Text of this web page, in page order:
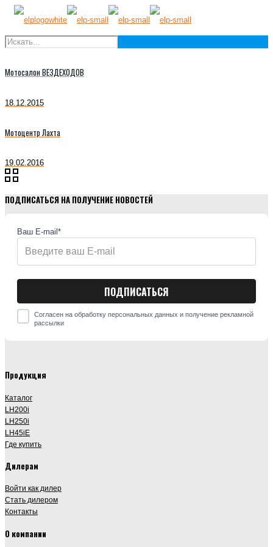
Мотосалон ВЕЗДЕХОДОВ
18.12.2015
Мотоцентр Лахта
19.02.2016
ПОДПИСАТЬСЯ НА ПОЛУЧЕНИЕ НОВОСТЕЙ
Ваш E-mail*
Согласен на обработку персональных данных и получение рекламной
рассылки
Продукция
Каталог
LH200i
LH250i
LH45iE
Где купить
Дилерам
Войти как дилер
Стать дилером
Контакты
О компании